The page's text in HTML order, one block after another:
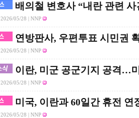
배의철 변호사 “내란 관련
2026/05/28 | NNP
연방판사, 우편투표 시민권
2026/05/28 | NNP
이란, 미군 공군기지 공격…
2026/05/28 | NNP
미국, 이란과 60일간 휴전 연
2026/05/28 | NNP